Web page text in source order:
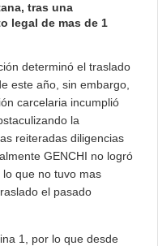
tras una
legal de mas de 1
determinó el traslado
este año, sin embargo,
carcelaria incumplió
la
reiteradas diligencias
GENCHI no logró
que no tuvo mas
el pasado
1, por lo que desde